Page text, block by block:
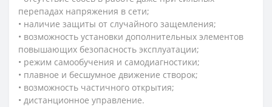
перепадах напряжения в сети;
• наличие защиты от случайного защемления;
• возможность установки дополнительных элементов
повышающих безопасность эксплуатации;
• режим самообучения и самодиагностики;
• плавное и бесшумное движение створок;
• возможность частичного открытия;
• дистанционное управление.